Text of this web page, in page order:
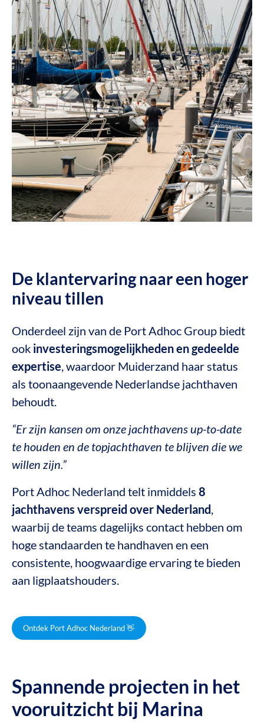
De klantervaring naar een hoger
niveau tillen
Onderdeel zijn van de Port Adhoc Group biedt
ook investeringsmogelijkheden en gedeelde
expertise, waardoor Muiderzand haar status
als toonaangevende Nederlandse jachthaven
behoudt.
“Er zijn kansen om onze jachthavens up-to-date
te houden en de topjachthaven te blijven die we
willen zijn.”
Port Adhoc Nederland telt inmiddels 8
jachthavens verspreid over Nederland,
waarbij de teams dagelijks contact hebben om
hoge standaarden te handhaven en een
consistente, hoogwaardige ervaring te bieden
aan ligplaatshouders.
Ontdek Port Adhoc Nederland 👋
Spannende projecten in het
vooruitzicht bij Marina